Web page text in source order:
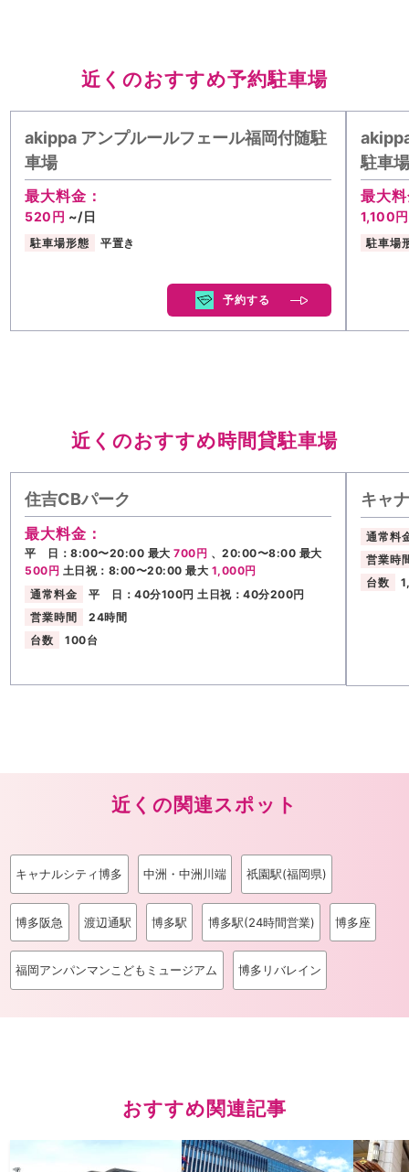
近くのおすすめ予約駐車場
akippa アンプルールフェール福岡付随駐
車場
最大料金：
520円 ~/日
駐車場形態 平置き
予約する
駐車
最大
1,100
駐車場
近くのおすすめ時間貸駐車場
住吉CBパーク
最大料金：
平 日：8:00〜20:00 最大700円 、20:00〜8:00 最大
500円 土日祝：8:00〜20:00 最大 1,000円
通常料金
平 日：40分100円 土日祝：40分200円
営業時間
24時間
台数
100台
キャ
通常料
営業時
台数
近くの関連スポット
キャナルシティ博多 中洲・中洲川端 祇園駅(福岡県)
博多阪急 渡辺通駅 博多駅 博多駅(24時間営業) 博多座
福岡アンパンマンこどもミュージアム 博多リバレイン
おすすめ関連記事